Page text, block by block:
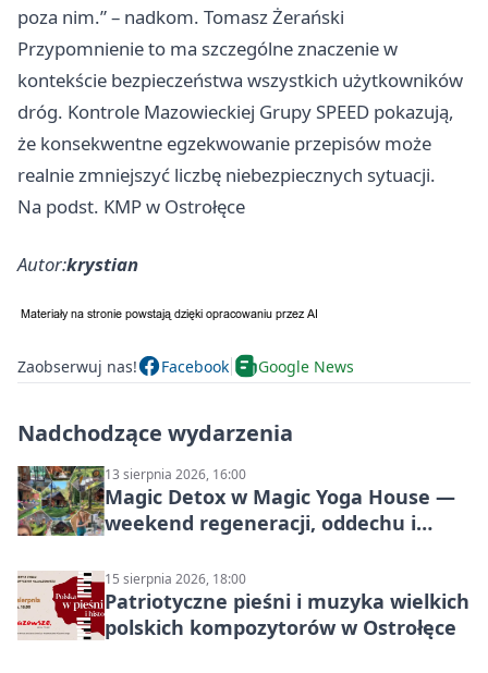
poza nim.” – nadkom. Tomasz Żerański
Przypomnienie to ma szczególne znaczenie w
kontekście bezpieczeństwa wszystkich użytkowników
dróg. Kontrole Mazowieckiej Grupy SPEED pokazują,
że konsekwentne egzekwowanie przepisów może
realnie zmniejszyć liczbę niebezpiecznych sytuacji.
Na podst. KMP w Ostrołęce
Autor:krystian
Zaobserwuj nas! Facebook Google News
Nadchodzące wydarzenia
13 sierpnia 2026, 16:00
Magic Detox w Magic Yoga House —
weekend regeneracji, oddechu i
15 sierpnia 2026, 18:00
Patriotyczne pieśni i muzyka wielkich
polskich kompozytorów w Ostrołęce